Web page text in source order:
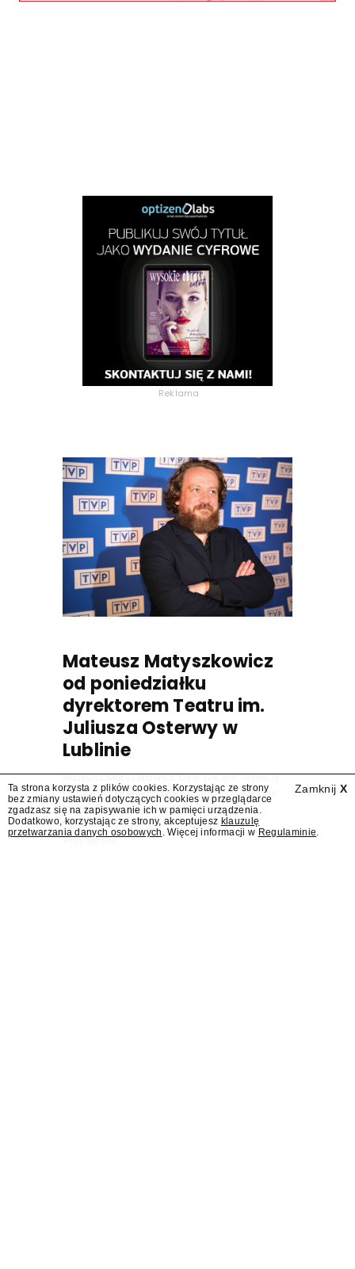
Reklama
Mateusz Matyszkowicz
od poniedziałku
dyrektorem Teatru im.
Juliusza Osterwy w
Lublinie
Mateusz Matyszkowicz, były prezes Telewizji
Polskiej, w poniedziałek 10 sierpnia obejmie
stanowisko dyrektora Teatru im. Juliusza
Osterwy w Lublinie – dowiedział się
"Presserwis".
Zamknij X
Ta strona korzysta z plików cookies. Korzystając ze strony
bez zmiany ustawień dotyczących cookies w przeglądarce
zgadzasz się na zapisywanie ich w pamięci urządzenia.
Dodatkowo, korzystając ze strony, akceptujesz klauzulę
przetwarzania danych osobowych . Więcej informacji w Regulaminie.